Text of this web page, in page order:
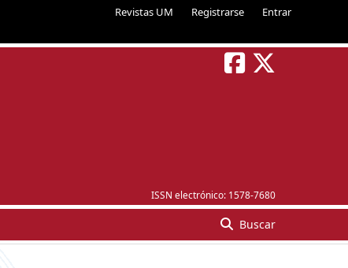
Revistas UM Registrarse Entrar
ISSN electrónico: 1578-7680
Buscar